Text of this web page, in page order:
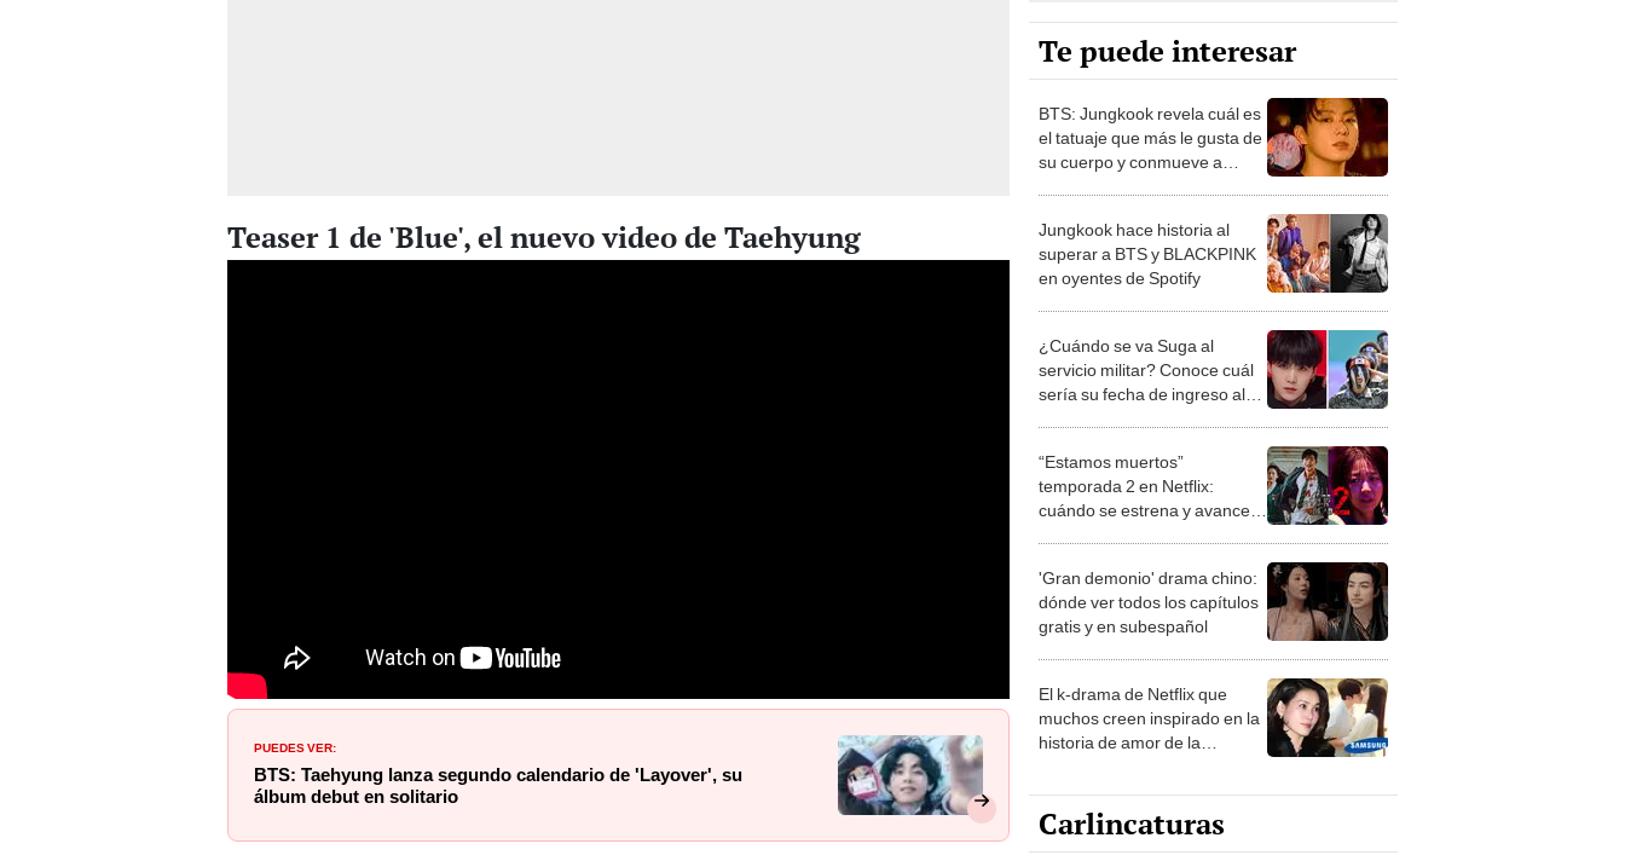
Teaser 1 de 'Blue', el nuevo video de Taehyung
PUEDES VER:
BTS: Taehyung lanza segundo calendario de 'Layover', su
álbum debut en solitario
Te puede interesar
BTS: Jungkook revela cuál es
el tatuaje que más le gusta de
su cuerpo y conmueve a
Jungkook hace historia al
superar a BTS y BLACKPINK
en oyentes de Spotify
¿Cuándo se va Suga al
servicio militar? Conoce cuál
sería su fecha de ingreso al
“Estamos muertos”
temporada 2 en Netflix:
cuándo se estrena y avances
'Gran demonio' drama chino:
dónde ver todos los capítulos
gratis y en subespañol
El k-drama de Netflix que
muchos creen inspirado en la
historia de amor de la
Carlincaturas